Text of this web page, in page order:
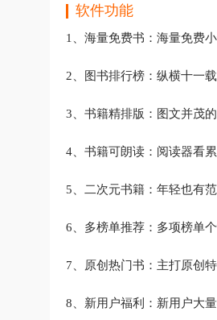
软件功能
1、海量免费书：海量免费
2、图书排行榜：纵横十一
3、书籍精排版：图文并茂
4、书籍可朗读：阅读器看
5、二次元书籍：年轻也有
6、多榜单推荐：多项榜单
7、原创热门书：主打原创
8、新用户福利：新用户大